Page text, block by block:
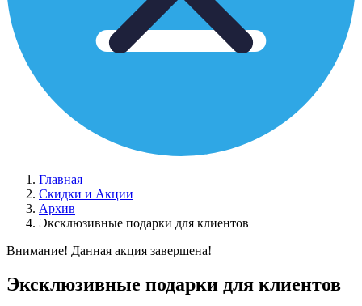
Главная
Скидки и Акции
Архив
Эксклюзивные подарки для клиентов
Внимание! Данная акция завершена!
Эксклюзивные подарки для клиентов